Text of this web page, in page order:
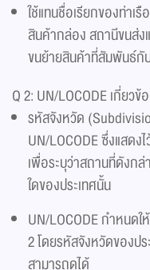
ใช้แทนชื่อเรียกของท่าเ
สินค้ากล่อง สถานีขนส่ง
ขนย้ายสินค้าที่สัมพันธ์กั
Q 2: UN/LOCODE เกี่ยว
รหัสจังหวัด
UN/LOCODE ซึ่งแสด
เพื่อระบุว่าสถานที่ดังก
ใดของประเทศนั้น
UN/LOCODE กำหนด
2 โดยรหัสจังหวัดของป
สามารถดูได้